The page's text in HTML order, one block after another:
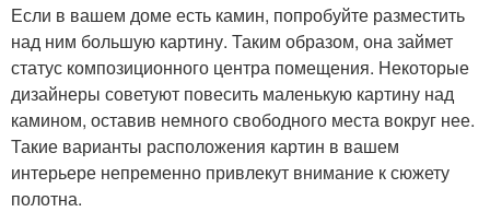
Если в вашем доме есть камин, попробуйте разместить
над ним большую картину. Таким образом, она займет
статус композиционного центра помещения. Некоторые
дизайнеры советуют повесить маленькую картину над
камином, оставив немного свободного места вокруг нее.
Такие варианты расположения картин в вашем
интерьере непременно привлекут внимание к сюжету
полотна.